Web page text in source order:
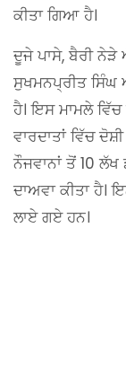
ਕੀਤਾ ਗਿਆ ਹੈ।
ਦੂਜੇ ਪਾਸੇ, ਬੈਰੀ
ਸੁਖਮਨਪ੍ਰੀਤ ਸਿੰਘ
ਹੈ। ਇਸ ਮਾਮਲੇ
ਵਾਰਦਾਤਾਂ ਵਿੱਚ
ਨੌਜਵਾਨਾਂ ਤੋਂ 10
ਦਾਅਵਾ ਕੀਤਾ ਹੈ।
ਲਾਏ ਗਏ ਹਨ।